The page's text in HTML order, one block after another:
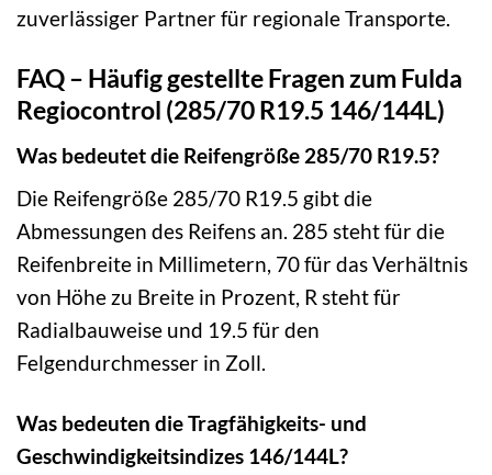
zuverlässiger Partner für regionale Transporte.
FAQ – Häufig gestellte Fragen zum Fulda
Regiocontrol (285/70 R19.5 146/144L)
Was bedeutet die Reifengröße 285/70 R19.5?
Die Reifengröße 285/70 R19.5 gibt die
Abmessungen des Reifens an. 285 steht für die
Reifenbreite in Millimetern, 70 für das Verhältnis
von Höhe zu Breite in Prozent, R steht für
Radialbauweise und 19.5 für den
Felgendurchmesser in Zoll.
Was bedeuten die Tragfähigkeits- und
Geschwindigkeitsindizes 146/144L?